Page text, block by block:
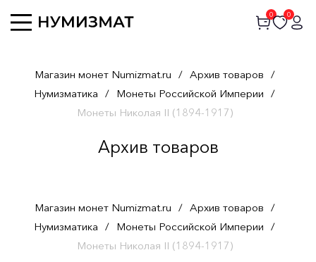
0 0
Магазин монет Numizmat.ru / Архив товаров /
Нумизматика / Монеты Российской Империи /
Монеты Николая II (1894-1917)
Архив товаров
Магазин монет Numizmat.ru / Архив товаров /
Нумизматика / Монеты Российской Империи /
Монеты Николая II (1894-1917)